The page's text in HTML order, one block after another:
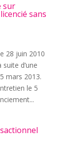
sur
sans
28 juin 2010
d’une
mars 2013.
le 5